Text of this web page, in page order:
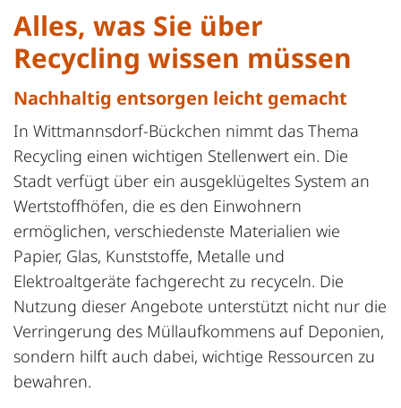
Alles, was Sie über
Recycling wissen müssen
Nachhaltig entsorgen leicht gemacht
In Wittmannsdorf-Bückchen nimmt das Thema
Recycling einen wichtigen Stellenwert ein. Die
Stadt verfügt über ein ausgeklügeltes System an
Wertstoffhöfen, die es den Einwohnern
ermöglichen, verschiedenste Materialien wie
Papier, Glas, Kunststoffe, Metalle und
Elektroaltgeräte fachgerecht zu recyceln. Die
Nutzung dieser Angebote unterstützt nicht nur die
Verringerung des Müllaufkommens auf Deponien,
sondern hilft auch dabei, wichtige Ressourcen zu
bewahren.